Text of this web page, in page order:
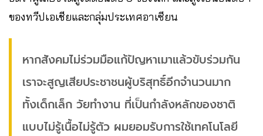
ของทวีปเอเชียและกลุ่มประเทศอาเซียน
หากสังคมไม่ร่วมมือแก้ปัญหาเมาแล้วขับร่วมกัน
เราจะสูญเสียประชาชนผู้บริสุทธิ์อีกจำนวนมาก
ทั้งเด็กเล็ก วัยทำงาน ที่เป็นกำลังหลักของชาติ
แบบไม่รู้เนื้อไม่รู้ตัว ผมยอมรับการใช้เทคโนโลยี